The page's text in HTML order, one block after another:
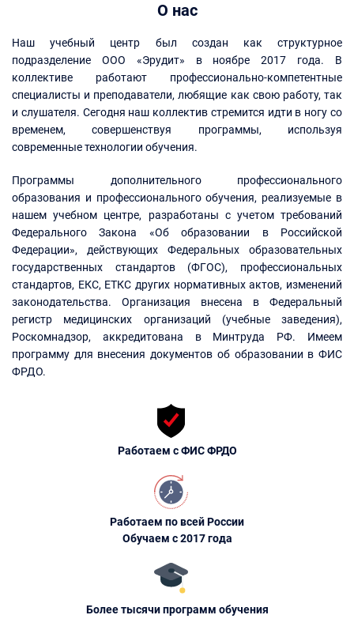
О нас
Наш учебный центр был создан как структурное
подразделение ООО «Эрудит» в ноябре 2017 года. В
коллективе работают профессионально-компетентные
специалисты и преподаватели, любящие как свою работу, так
и слушателя. Сегодня наш коллектив стремится идти в ногу со
временем, совершенствуя программы, используя
современные технологии обучения.
Программы дополнительного профессионального
образования и профессионального обучения, реализуемые в
нашем учебном центре, разработаны с учетом требований
Федерального Закона «Об образовании в Российской
Федерации», действующих Федеральных образовательных
государственных стандартов (ФГОС), профессиональных
стандартов, ЕКС, ЕТКС других нормативных актов, изменений
законодательства. Организация внесена в Федеральный
регистр медицинских организаций (учебные заведения),
Роскомнадзор, аккредитована в Минтруда РФ. Имеем
программу для внесения документов об образовании в ФИС
ФРДО.
Работаем с ФИС ФРДО
Работаем по всей России
Обучаем с 2017 года
Более тысячи программ обучения